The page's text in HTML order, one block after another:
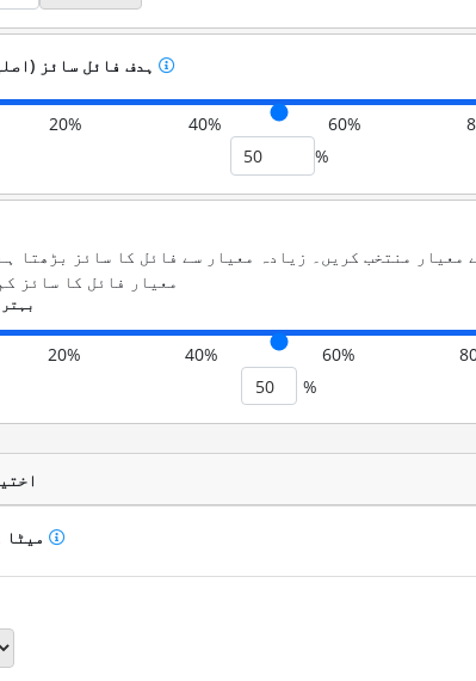
20% 40% 60%
%
معیار منتخب کریں۔ زیادہ معیار سے فائل کا سائز بڑھتا
معیار فائل کا سائز
20% 40% 60%
%